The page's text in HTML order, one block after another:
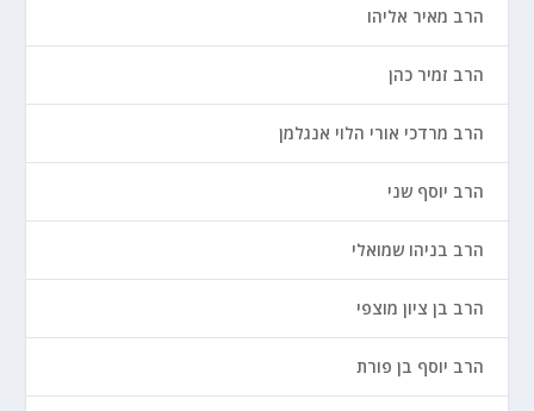
הרב מאיר אליהו
הרב זמיר כהן
הרב מרדכי אורי הלוי אנגלמן
הרב יוסף שני
הרב בניהו שמואלי
הרב בן ציון מוצפי
הרב יוסף בן פורת